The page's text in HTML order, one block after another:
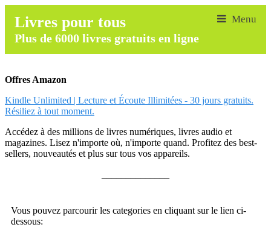
Livres pour tous
Plus de 6000 livres gratuits en ligne
Offres Amazon
Kindle Unlimited | Lecture et Écoute Illimitées - 30 jours gratuits.
Résiliez à tout moment.
Accédez à des millions de livres numériques, livres audio et
magazines. Lisez n'importe où, n'importe quand. Profitez des best-
sellers, nouveautés et plus sur tous vos appareils.
Vous pouvez parcourir les categories en cliquant sur le lien ci-
dessous: